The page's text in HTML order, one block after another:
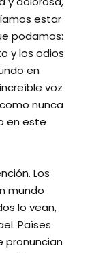
estar
podamos:
y los odios
en
voz
nunca
en este
Los
mundo
lo vean,
Países
pronuncian